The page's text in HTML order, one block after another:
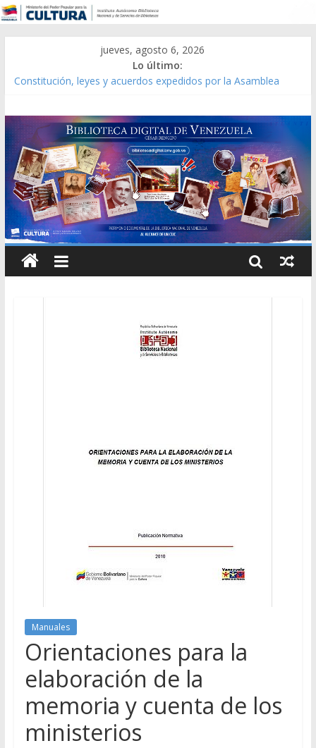
jueves, agosto 6, 2026
Lo último:
Constitución, leyes y acuerdos expedidos por la Asamblea
Modesta Bor Sánchez [material gráfico]
Gaceta Oficial de la República de Venezuela año CXXXIII Mes V,
Caracas 09 de marzo de 2006 N° 38.394
Catálogo temático de obras de Modesta Bor
Manuales
Orientaciones para la
elaboración de la
memoria y cuenta de los
ministerios